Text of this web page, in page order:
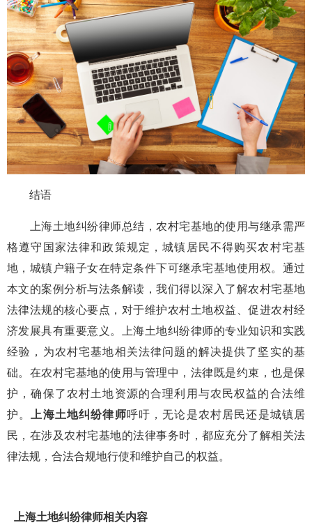
结语
上海土地纠纷律师总结，农村宅基地的使用与继承需严
格遵守国家法律和政策规定，城镇居民不得购买农村宅基
地，城镇户籍子女在特定条件下可继承宅基地使用权。通过
本文的案例分析与法条解读，我们得以深入了解农村宅基地
法律法规的核心要点，对于维护农村土地权益、促进农村经
济发展具有重要意义。上海土地纠纷律师的专业知识和实践
经验，为农村宅基地相关法律问题的解决提供了坚实的基
础。在农村宅基地的使用与管理中，法律既是约束，也是保
护，确保了农村土地资源的合理利用与农民权益的合法维
护。
上海土地纠纷律师呼吁，无论是农村居民还是城镇居
民，在涉及农村宅基地的法律事务时，都应充分了解相关法
律法规，合法合规地行使和维护自己的权益。
上海土地纠纷律师相关内容